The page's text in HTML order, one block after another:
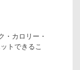
・カロリー・
トできるこ